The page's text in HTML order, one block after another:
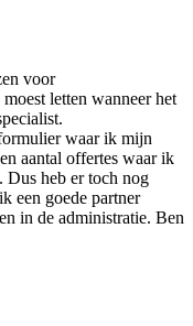
voor
letten wanneer het
waar ik mijn
aantal offertes waar ik
Dus heb er toch nog
een goede partner
in de administratie. Ben